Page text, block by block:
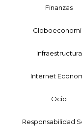
Finanzas
Infraestructura
Internet
Ocio
Responsabilidad